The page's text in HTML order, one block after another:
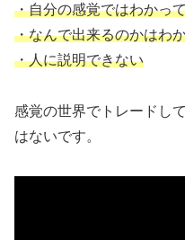
・自分の感覚ではわかっ
・なんで出来るのかはわ
・人に説明できない
感覚の世界でトレードし
はないです。